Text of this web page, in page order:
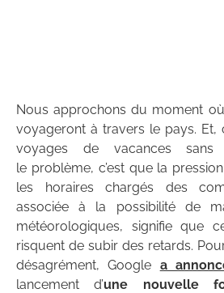
Nous approchons du moment
voyageront à travers le pays. Et,
voyages de vacances
le problème, c’est que la
les horaires chargés des
associée à la possibilité de
météorologiques, signifie que
risquent de subir des retards.
désagrément, Google a
lancement d’une nouvelle